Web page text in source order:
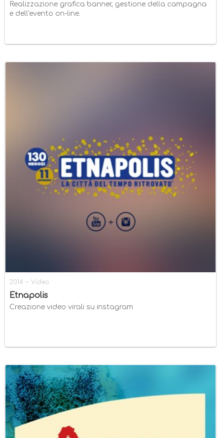
Realizzazione grafica banner, gestione della campagna
e dell'evento on-line.
2014 - Video
Etnapolis
Creazione video virali su instagram